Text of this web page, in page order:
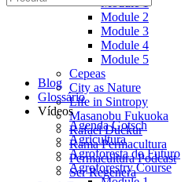
Module 1
Module 2
Module 3
Module 4
Module 5
Cepeas
City as Nature
Life in Sintropy
Masanobu Fukuoka
Rafael Duckur
Rama Permacultura
Permacultura Podcast
Ser Regenera
Blog
Glossário
Vídeos
Agenda Gotsch
Agricultura
Agroforesta do Futuro
Agroforestry Course